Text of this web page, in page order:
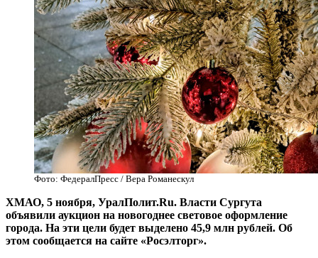
Фото: ФедералПресс / Вера Романескул
ХМАО, 5 ноября, УралПолит.Ru. Власти Сургута
объявили аукцион на новогоднее световое оформление
города. На эти цели будет выделено 45,9 млн рублей. Об
этом сообщается на сайте «Росэлторг».